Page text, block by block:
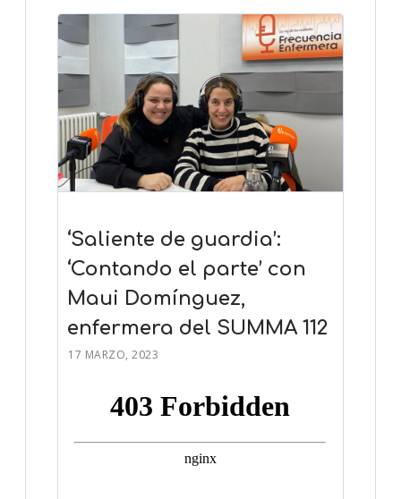
‘Saliente de guardia’:
‘Contando el parte’ con
Maui Domínguez,
enfermera del SUMMA 112
17 MARZO, 2023